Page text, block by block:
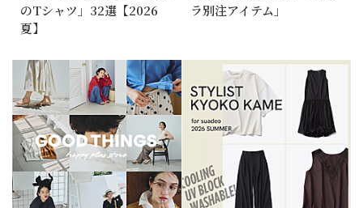
のTシャツ」32選【2026
夏】
ラ別注アイテム」